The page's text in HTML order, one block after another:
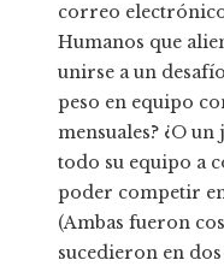
correo
Humanos que
unirse a un
peso en equipo
mensuales? ¿O
todo su equipo a
poder competir
(Ambas fueron
sucedieron en